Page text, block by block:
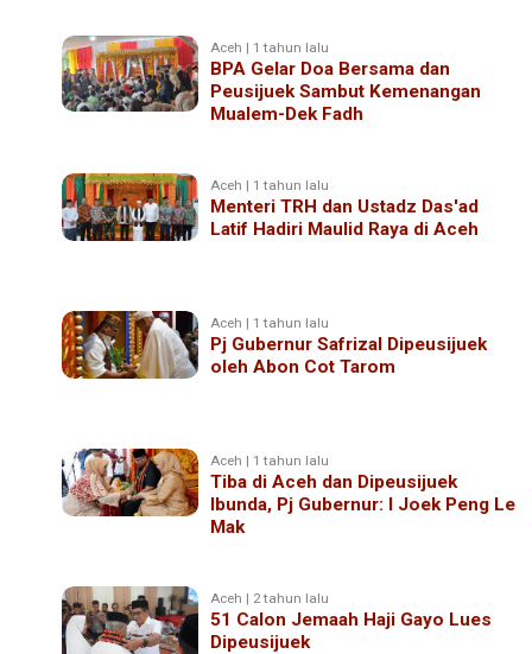
Aceh | 1 tahun lalu
BPA Gelar Doa Bersama dan
Peusijuek Sambut Kemenangan
Mualem-Dek Fadh
Aceh | 1 tahun lalu
Menteri TRH dan Ustadz Das'ad
Latif Hadiri Maulid Raya di Aceh
Aceh | 1 tahun lalu
Pj Gubernur Safrizal Dipeusijuek
oleh Abon Cot Tarom
Aceh | 1 tahun lalu
Tiba di Aceh dan Dipeusijuek
Ibunda, Pj Gubernur: I Joek Peng Le
Mak
Aceh | 2 tahun lalu
51 Calon Jemaah Haji Gayo Lues
Dipeusijuek